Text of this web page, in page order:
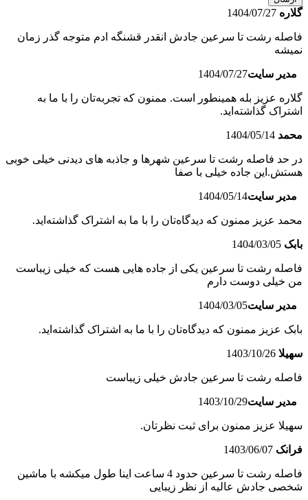
گلاره 1404/07/27
فاصله رشت تا سرعین جادش انقدر قشنگه ادم متوجه گذر زمان
نمیشه
مدیر سایت1404/07/27
گلاره عزیز بله همینطور است. ممنون که تجربه‌تان را با ما به
اشتراک گذاشته‌اید.
محمد 1404/05/14
در حد فاصله رشت تا سرعین شهرها و جاذبه های دیدنی خیلی خوبی
هستش.این جاده خیلی با صفا
مدیر سایت1404/05/14
محمد عزیز ممنون که دیدگاه‌تان را با ما به اشتراک گذاشته‌اید.
بابک 1404/03/05
فاصله رشت تا سرعین یکی از جاده هایی هست که خیلی زیباست
من خیلی دوست دارم
مدیر سایت1404/03/05
بابک عزیز ممنون که دیدگاه‌تان را با ما به اشتراک گذاشته‌اید.
سهیلا 1403/10/26
فاصله رشت تا سرعین جادش خیلی زیباست
مدیر سایت1403/10/29
سهیلا عزیز ممنون برای ثبت نظرتان.
فرانک 1403/06/07
فاصله رشت تا سرعین حدود 4 ساعت اینا طول میکشه با ماشین
شخصی جادش عالیه از نظر زیبایی